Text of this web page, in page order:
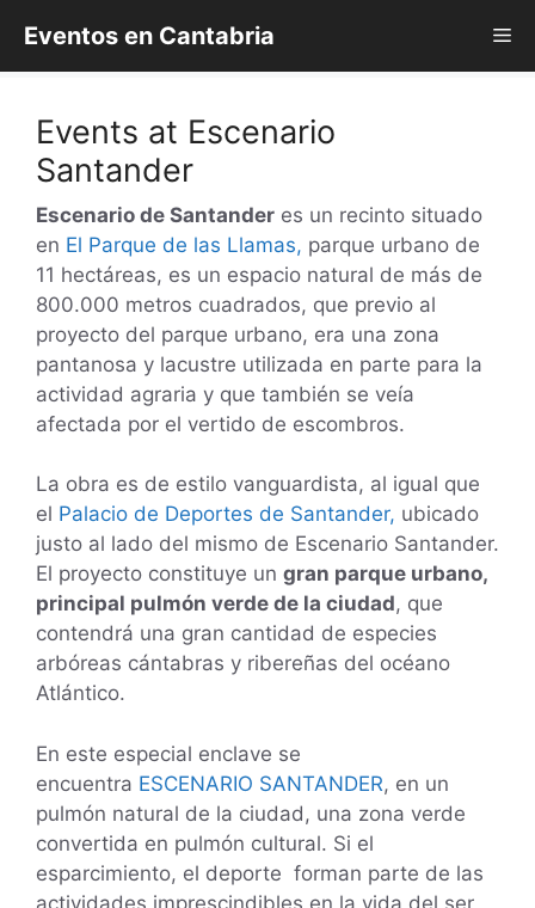
contenido
Eventos en Cantabria
Events at Escenario
Santander
Escenario de Santander es un recinto situado
en El Parque de las Llamas, parque urbano de
11 hectáreas, es un espacio natural de más de
800.000 metros cuadrados, que previo al
proyecto del parque urbano, era una zona
pantanosa y lacustre utilizada en parte para la
actividad agraria y que también se veía
afectada por el vertido de escombros.
La obra es de estilo vanguardista, al igual que
el Palacio de Deportes de Santander, ubicado
justo al lado del mismo de Escenario Santander.
El proyecto constituye un gran parque urbano,
principal pulmón verde de la ciudad, que
contendrá una gran cantidad de especies
arbóreas cántabras y ribereñas del océano
Atlántico.
En este especial enclave se
encuentra ESCENARIO SANTANDER, en un
pulmón natural de la ciudad, una zona verde
convertida en pulmón cultural. Si el
esparcimiento, el deporte forman parte de las
actividades imprescindibles en la vida del ser